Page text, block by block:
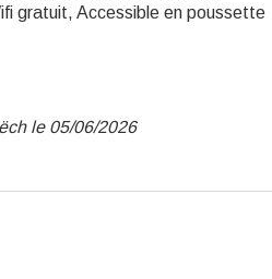
gratuit, Accessible en poussette
le 05/06/2026